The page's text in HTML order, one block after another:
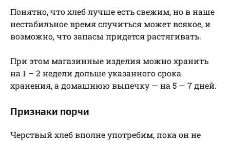
Понятно, что хлеб лучше есть свежим, но в наше
нестабильное время случиться может всякое, и
возможно, что запасы придется растягивать.
При этом магазинные изделия можно хранить
на 1 – 2 недели дольше указанного срока
хранения, а домашнюю выпечку — на 5 — 7 дней.
Признаки порчи
Черствый хлеб вполне употребим, пока он не